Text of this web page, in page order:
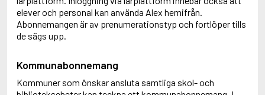
elever och personal kan använda Alex hemifrån.
Abonnemangen är av prenumerationstyp och fortlöper tills
de sägs upp.
Kommunabonnemang
Kommuner som önskar ansluta samtliga skol- och